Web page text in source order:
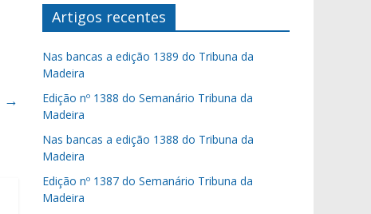
→
Artigos recentes
Nas bancas a edição 1389 do Tribuna da
Madeira
Edição nº 1388 do Semanário Tribuna da
Madeira
Nas bancas a edição 1388 do Tribuna da
Madeira
Edição nº 1387 do Semanário Tribuna da
Madeira